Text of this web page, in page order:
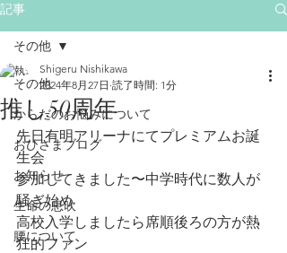
記事
その他
からだのお悩みについて
おひさまブログ
お知らせ
生命の息吹
腰について
その他
推し50周年
Shigeru Nishikawa
2024年8月27日 読了時間: 1分
先日有明アリーナにてプレミアムお誕
生会
参加してきました〜中学時代に数人が
騒ぎ始め
高校入学しましたら席順後ろの方が熱
狂的ファン